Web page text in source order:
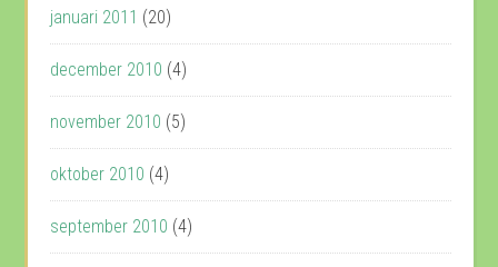
januari 2011 (20)
december 2010 (4)
november 2010 (5)
oktober 2010 (4)
september 2010 (4)